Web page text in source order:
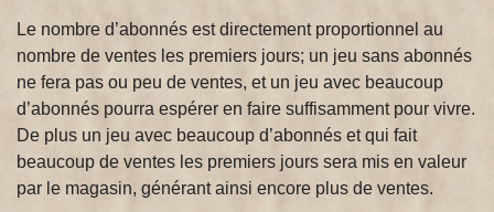
Le nombre d’abonnés est directement proportionnel au
nombre de ventes les premiers jours; un jeu sans abonnés
ne fera pas ou peu de ventes, et un jeu avec beaucoup
d’abonnés pourra espérer en faire suffisamment pour vivre.
De plus un jeu avec beaucoup d’abonnés et qui fait
beaucoup de ventes les premiers jours sera mis en valeur
par le magasin, générant ainsi encore plus de ventes.